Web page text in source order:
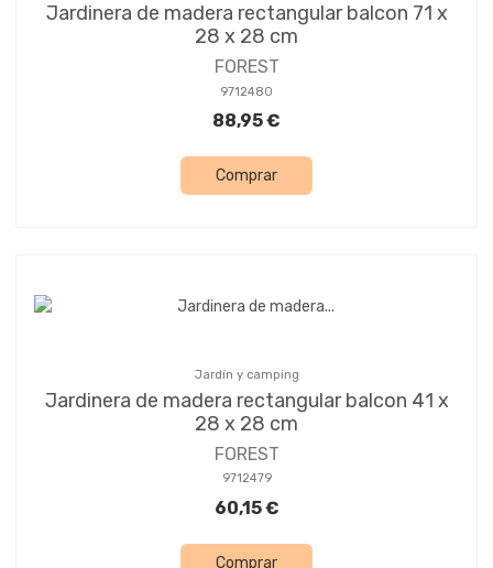
Jardinera de madera rectangular balcon 71 x
28 x 28 cm
FOREST
9712480
88,95 €
Comprar
Jardín y camping
Jardinera de madera rectangular balcon 41 x
28 x 28 cm
FOREST
9712479
60,15 €
Comprar